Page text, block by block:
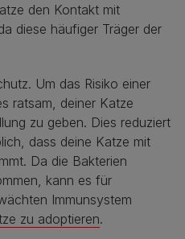
den Kontakt mit
diese häufiger Träger der
Um das Risiko einer
ratsam, deiner Katze
zu geben. Dies reduziert
dass deine Katze mit
Da die Bakterien
kann es für
Immunsystem
zu adoptieren.